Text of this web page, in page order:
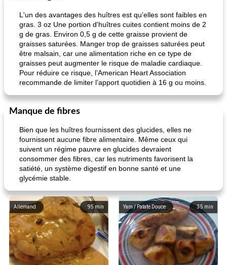
L'un des avantages des huîtres est qu'elles sont faibles en
gras. 3 oz Une portion d'huîtres cuites contient moins de 2
g de gras. Environ 0,5 g de cette graisse provient de
graisses saturées. Manger trop de graisses saturées peut
être malsain, car une alimentation riche en ce type de
graisses peut augmenter le risque de maladie cardiaque.
Pour réduire ce risque, l’American Heart Association
recommande de limiter l’apport quotidien à 16 g ou moins.
Manque de fibres
Bien que les huîtres fournissent des glucides, elles ne
fournissent aucune fibre alimentaire. Même ceux qui
suivent un régime pauvre en glucides devraient
consommer des fibres, car les nutriments favorisent la
satiété, un système digestif en bonne santé et une
glycémie stable.
95 min
Allemand 35 min
Yam / Patate Douce